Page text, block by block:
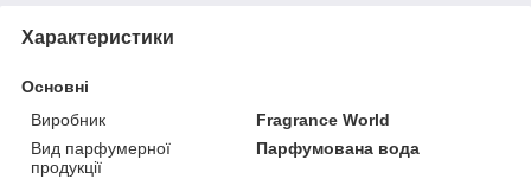
Характеристики
Основні
Виробник
Fragrance World
Вид парфумерної
продукції
Парфумована вода